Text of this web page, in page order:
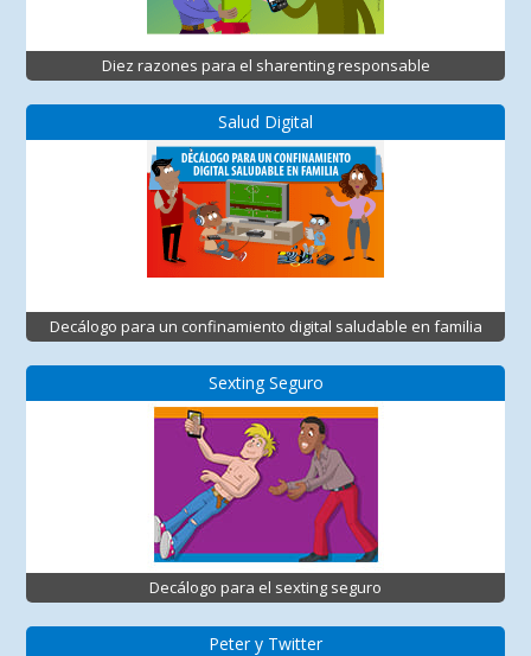
Diez razones para el sharenting responsable
Salud Digital
Decálogo para un confinamiento digital saludable en familia
Sexting Seguro
Decálogo para el sexting seguro
Peter y Twitter